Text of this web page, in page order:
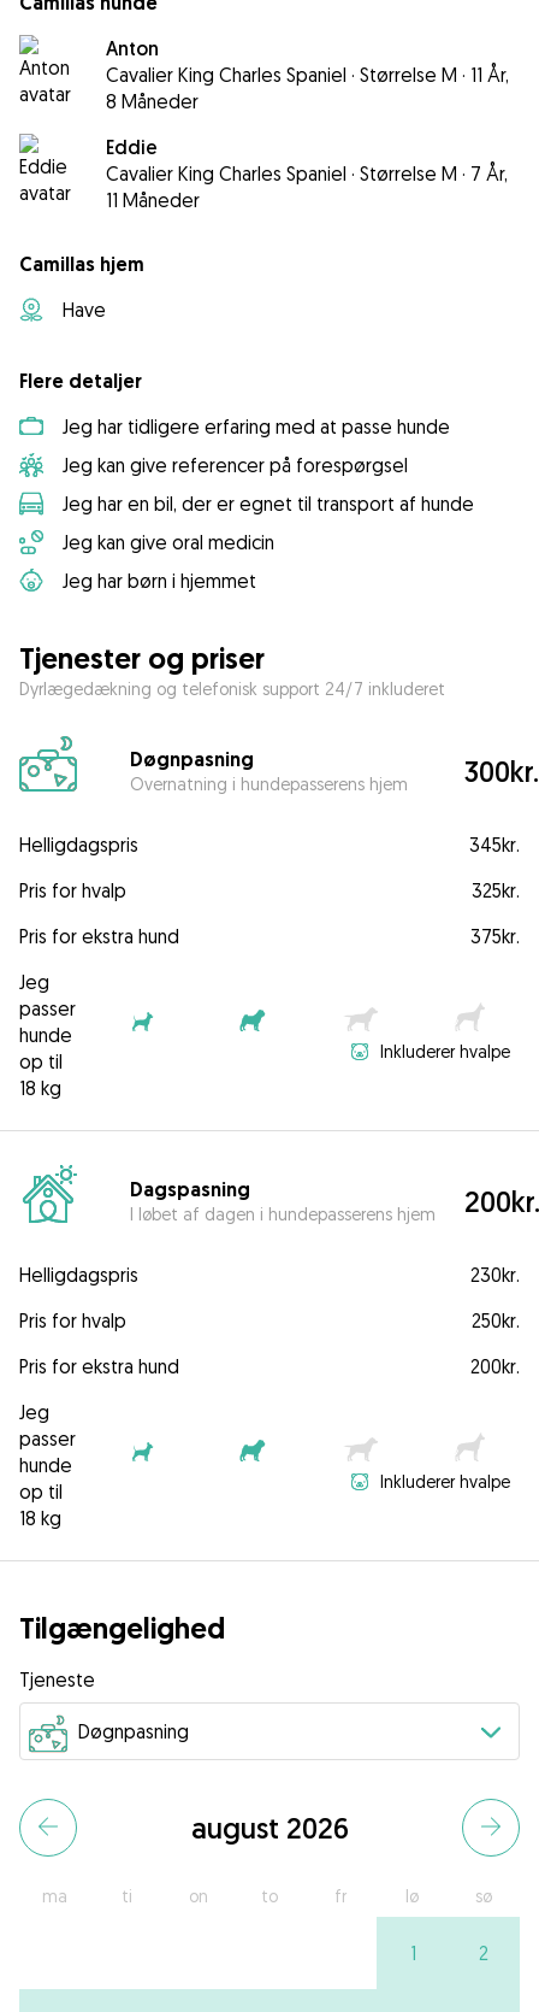
Anton
Cavalier King Charles Spaniel · Størrelse M · 11 År,
8 Måneder
Eddie
Cavalier King Charles Spaniel · Størrelse M · 7 År,
11 Måneder
Camillas hjem
Have
Flere detaljer
Jeg har tidligere erfaring med at passe hunde
Jeg kan give referencer på forespørgsel
Jeg har en bil, der er egnet til transport af hunde
Jeg kan give oral medicin
Jeg har børn i hjemmet
Tjenester og priser
Dyrlægedækning og telefonisk support 24/7 inkluderet
Døgnpasning
Overnatning i hundepasserens hjem 300kr.
Helligdagspris
345kr.
Pris for hvalp
325kr.
Pris for ekstra hund
375kr.
Jeg
passer
hunde
op til
18 kg
Inkluderer hvalpe
Dagspasning
I løbet af dagen i hundepasserens hjem 200kr.
Helligdagspris
230kr.
Pris for hvalp
250kr.
Pris for ekstra hund
200kr.
Jeg
passer
hunde
op til
18 kg
Inkluderer hvalpe
Tilgængelighed
Tjeneste
august 2026
ma ti on to fr lø sø
1 2